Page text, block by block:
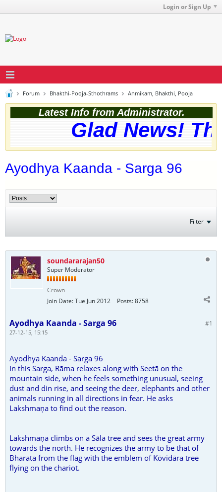
Login or Sign Up
Forum Bhakthi-Pooja-Sthothrams Anmikam, Bhakthi, Pooja
Latest Info from Administrator.
Glad News!
Ayodhya Kaanda - Sarga 96
Filter
soundararajan50
Super Moderator
Crown
Join Date:Tue Jun 2012 Posts:8758
#1
Ayodhya Kaanda - Sarga 96
27-12-15, 15:15
Ayodhya Kaanda - Sarga 96
In this Sarga, Rāma relaxes along with Seetā on the
mountain side, when he feels something unusual, seeing
dust and din rise, and seeing the deer, elephants and other
animals running in all directions in fear. He asks
Lakshmaṇa to find out the reason.
Lakshmaṇa climbs on a Sāla tree and sees the great army
towards the north. He recognizes the army to be that of
Bharata from the flag with the emblem of Kōvidāra tree
flying on the chariot.